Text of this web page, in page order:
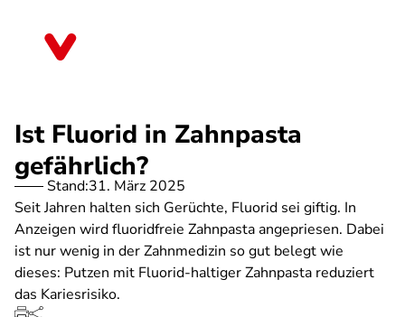
Ist Fluorid in Zahnpasta
gefährlich?
Stand:31. März 2025
Seit Jahren halten sich Gerüchte, Fluorid sei giftig. In
Anzeigen wird fluoridfreie Zahnpasta angepriesen. Dabei
ist nur wenig in der Zahnmedizin so gut belegt wie
dieses: Putzen mit Fluorid-haltiger Zahnpasta reduziert
das Kariesrisiko.